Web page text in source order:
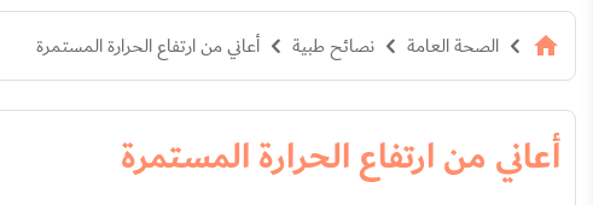
الصحة العامة نصائح طبية أعاني من ارتفاع الحرارة المستمرة
أعاني من ارتفاع الحرارة المستمرة